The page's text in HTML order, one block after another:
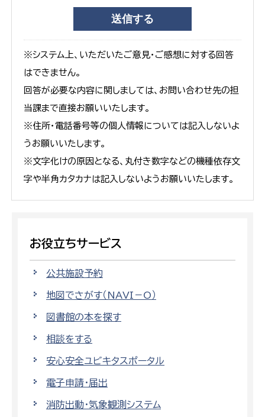
※システム上、いただいたご意見・ご感想に対する回答
はできません。
回答が必要な内容に関しましては、お問い合わせ先の担
当課まで直接お願いいたします。
※住所・電話番号等の個人情報については記入しないよ
うお願いいたします。
※文字化けの原因となる、丸付き数字などの機種依存文
字や半角カタカナは記入しないようお願いいたします。
お役立ちサービス
公共施設予約
地図でさがす（NAVI－O）
図書館の本を探す
相談をする
安心安全ユビキタスポータル
電子申請・届出
消防出動・気象観測システム